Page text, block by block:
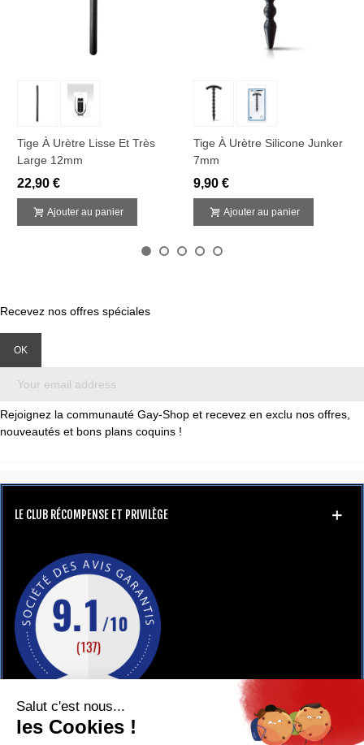
Tige À Urètre Lisse Et Très
Large 12mm
22,90 €
Ajouter au panier
Tige À Urètre Silicone Junker
7mm
9,90 €
Ajouter au panier
Recevez nos offres spéciales
Rejoignez la communauté Gay-Shop et recevez en exclu nos offres,
nouveautés et bons plans coquins !
LE CLUB RÉCOMPENSE ET PRIVILÈGE